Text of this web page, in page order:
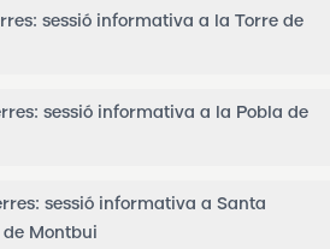
sessió informativa a la Torre de
sessió informativa a la Pobla de
sessió informativa a Santa
Montbui